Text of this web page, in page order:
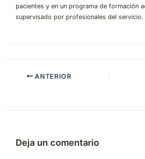
pacientes y en un programa de formación
supervisado por profesionales del servicio.
ANTERIOR
Deja un comentario